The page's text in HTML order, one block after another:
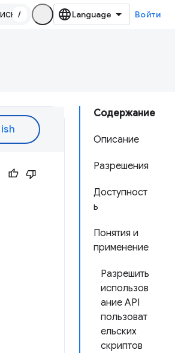
/ Войти
Содержание
Описание
Разрешения
Доступност
ь
Понятия и
применение
Разрешить
использов
ание API
пользоват
ельских
скриптов